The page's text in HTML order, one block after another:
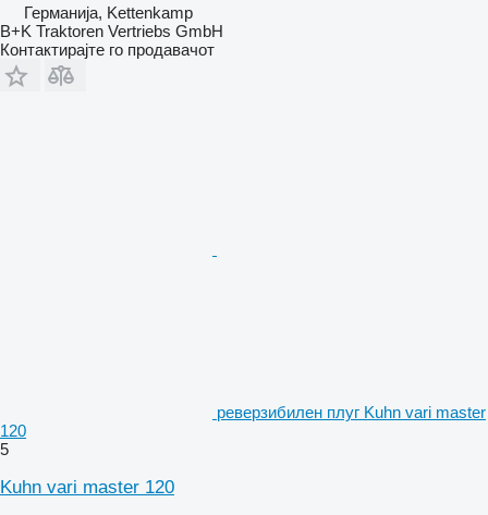
Германија, Kettenkamp
B+K Traktoren Vertriebs GmbH
Контактирајте го продавачот
реверзибилен плуг Kuhn vari master
120
5
Kuhn vari master 120